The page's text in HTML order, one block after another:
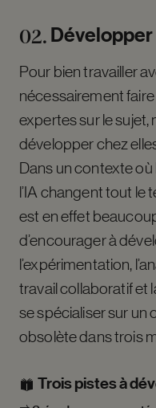
02. Développer
Pour bien travailler
nécessairement
expertes sur le
développer chez
Dans un contexte
l’IA changent tout le
est en effet
d’encourager à
l’expérimentation,
travail collaboratif et
se spécialiser sur un
obsolète dans trois
Trois pistes à